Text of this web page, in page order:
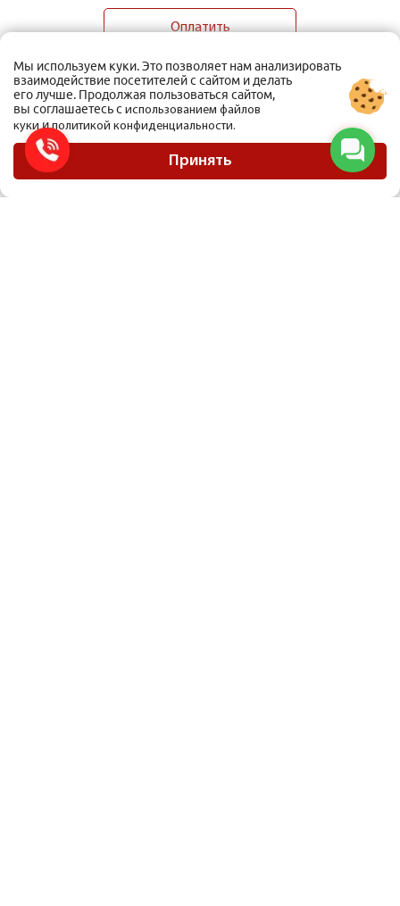
Оплатить
Карта сайта
Политика конфиденциальности
Материалы, размещенные на сайте, не являются публичной офертой
Мы используем куки. Это позволяет нам анализировать
взаимодействие посетителей с сайтом и делать
его лучше. Продолжая пользоваться сайтом,
вы соглашаетесь с использованием файлов
кукииполитикой конфиденциальности.
Принять